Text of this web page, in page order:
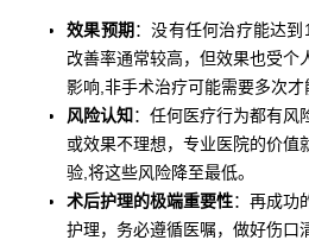
效果预期 ：没有任何治疗能达
改善率通常较高，但效果也受个
影响,非手术治疗可能需要多次才
风险认知 ：任何医疗行为都有风
或效果不理想，专业医院的价值
验,将这些风险降至最低。
术后护理的极端重要性：再成功
护理，务必遵循医嘱，做好伤口